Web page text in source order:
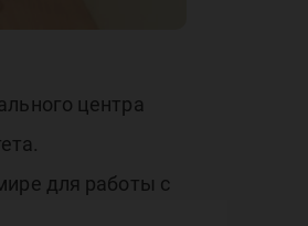
центра
для работы с